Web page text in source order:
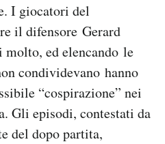
I giocatori del
il difensore Gerard
molto, ed elencando le
condividevano hanno
“cospirazione” nei
Gli episodi, contestati da
del dopo partita,